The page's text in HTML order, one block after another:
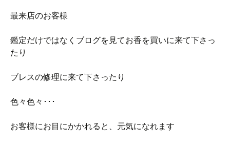
最来店のお客様
鑑定だけではなくブログを見てお香を買いに来て下さっ
たり
ブレスの修理に来て下さったり
色々色々･･･
お客様にお目にかかれると、元気になれます